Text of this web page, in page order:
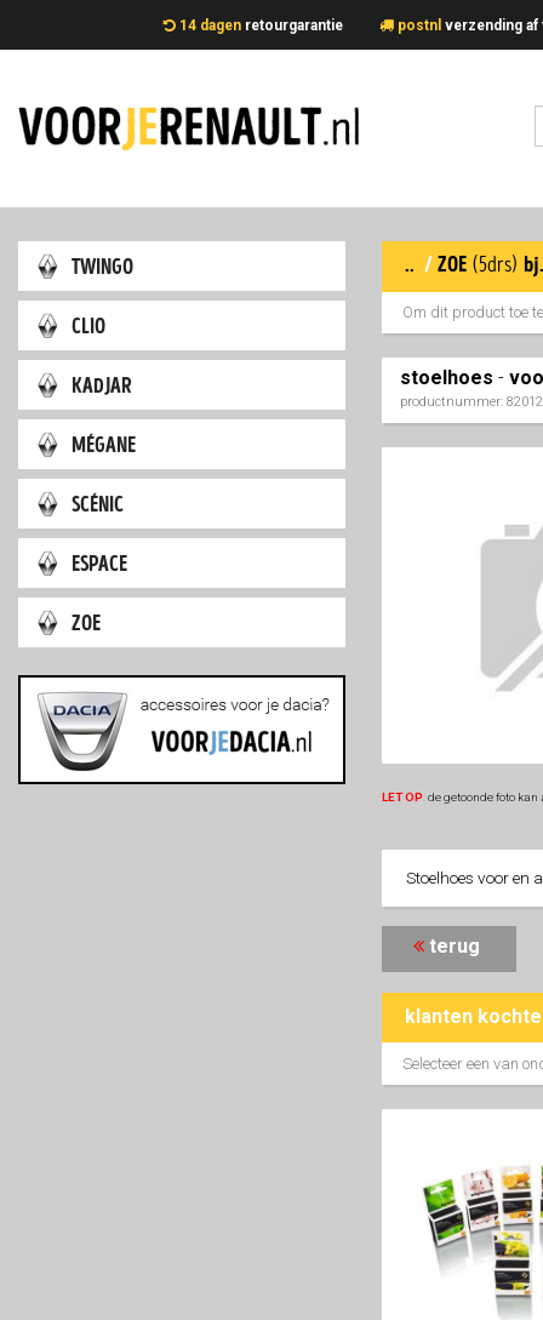
14 dagenretourgarantie postnl
twingo
clio
kadjar
mégane
scénic
espace
zoe
.. / zoe (5drs)
Om dit product toe
stoelhoes -
productnummer:
LET OP de getoonde foto
Stoelhoes voor en
terug
klanten
Selecteer een van